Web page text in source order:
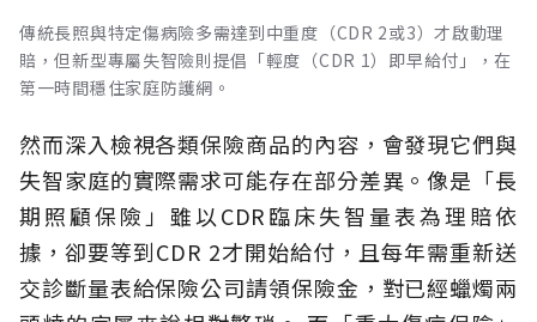
傳統長照與特定傷病險多需達到中重度（CDR 2或3）才啟動理
賠，但新型專屬失智險則提倡「輕度（CDR 1）即早給付」，在
第一時間穩住家庭防護網。
然而深入檢視各類保險商品的內容，會發現它們與
失智家庭的實際需求可能存在部分差異。像是「長
期照顧保險」雖以CDR臨床失智量表為理賠依
據，卻要等到CDR 2才開始給付，且每年需重新送
交診斷量表給保險公司請領保險金，對已經蠟燭兩